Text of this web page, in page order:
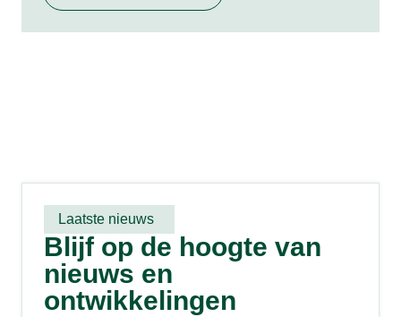
Laatste nieuws
Blijf op de hoogte van
nieuws en
ontwikkelingen